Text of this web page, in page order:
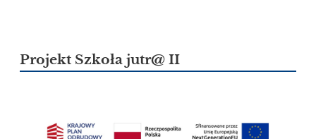
Projekt Szkoła jutr@ II